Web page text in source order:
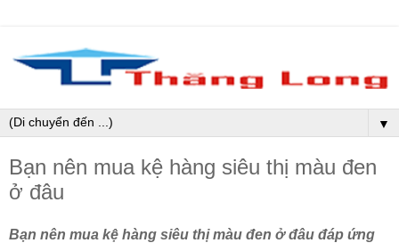
▼
Bạn nên mua kệ hàng siêu thị màu đen
ở đâu
Bạn nên mua kệ hàng siêu thị màu đen ở đâu đáp ứng